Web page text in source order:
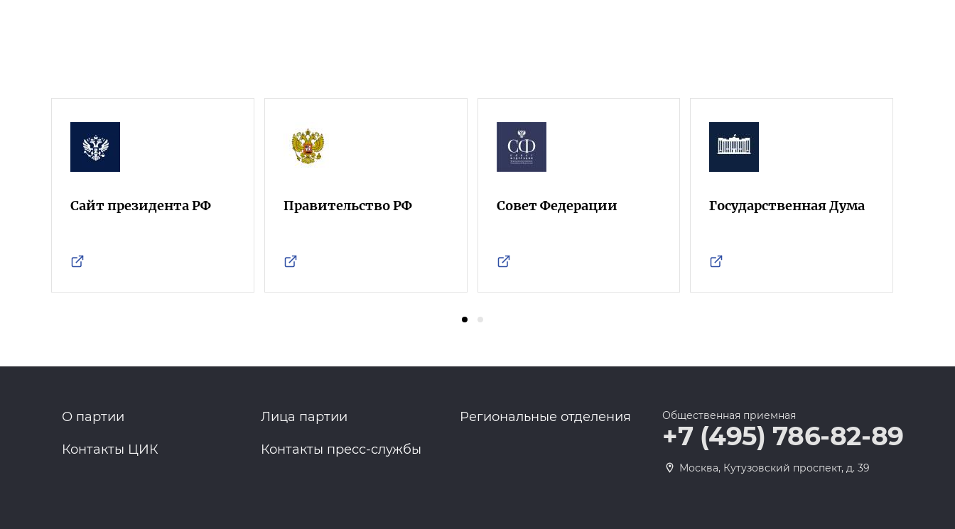
Сайт президента РФ Правительство РФ Совет Федерации Государственная Дума
О партии Лица партии Региональные отделения
Контакты ЦИК Контакты пресс-службы
Общественная приемная
+7 (495) 786-82-89
Москва, Кутузовский проспект, д. 39